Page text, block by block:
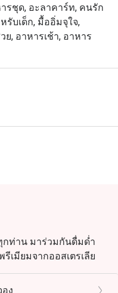
ฟเฟ่ต์อบอุ่นใจ ด้วยเนื้อ
งพิถีพิถัน ซีฟู้ดออนไอซ์
มิสดใหม่ ทั้งหมดเพียง
ำสุดพิเศษกับครอบครัว
าทสุทธิ/ท่าน
ำกว่า 4 ปี: ฟรี
ซีฟู้ดสุดยิ่งใหญ่ ไฮไลท์
สเตอร์ หอยนางรม นำ
พร้อมสลัด ซุป และ
บาทสุทธิ/ท่าน
ำกว่า 4 ปี: ฟรี
Mercure Phuket
รชุด, อะลาคาร์ท, คนรัก
รับเด็ก, มื้ออิ่มจุใจ,
ย, อาหารเช้า, อาหาร
ท่าน มาร่วมกันดื่มด่ำ
เมียมจากออสเตรเลีย
น้ำแข็ง, เมนูอินเดีย
ใหม่ ทุกอย่างเพียง
ง